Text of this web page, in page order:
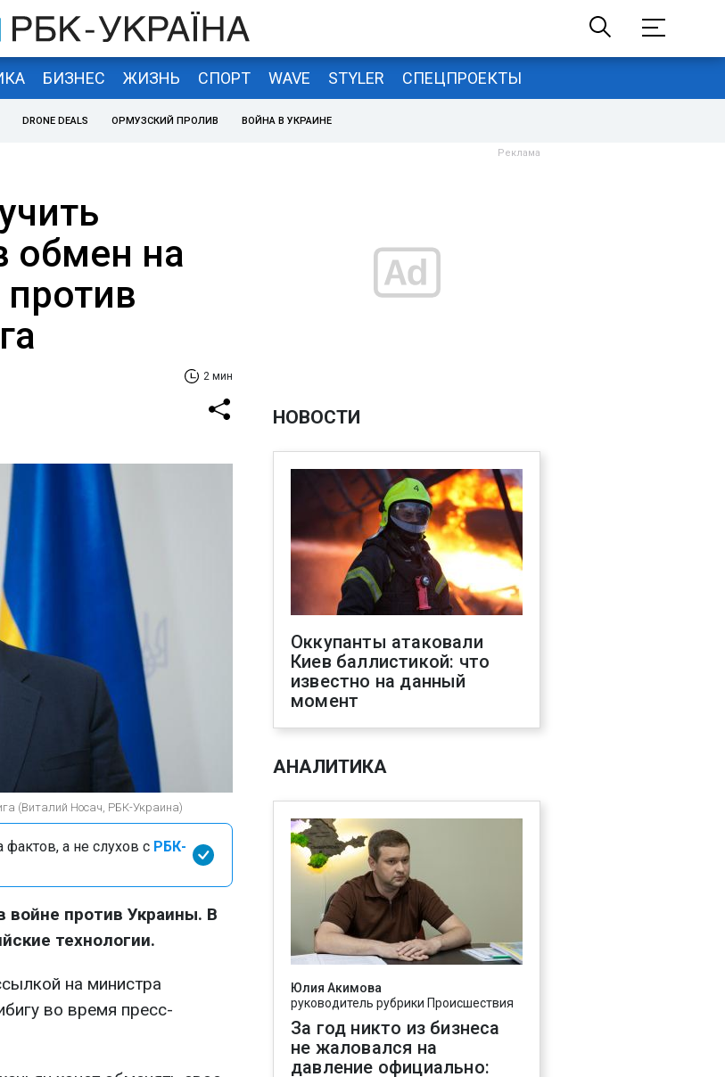
БИЗНЕС ЖИЗНЬ СПОРТ WAVE STYLER СПЕЦПРОЕКТЫ
DRONE DEALS ОРМУЗСКИЙ ПРОЛИВ ВОЙНА В УКРАИНЕ
обмен на
2 мин
(Виталий Носач, РБК-Украина)
а не слухов с РБК-
войне против Украины. В
технологии.
на министра
во время пресс-
НОВОСТИ
Оккупанты атаковали
Киев баллистикой: что
известно на данный
момент
АНАЛИТИКА
Юлия Акимова
руководитель рубрики Происшествия
За год никто из бизнеса
не жаловался на
давление официально: